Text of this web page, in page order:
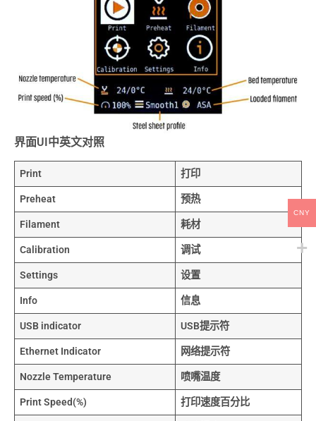
界面UI中英文对照
Print 打印
Preheat 预热
Filament 耗材
Calibration 调试
Settings 设置
Info 信息
USB indicator USB提示符
Ethernet Indicator 网络提示符
Nozzle Temperature 喷嘴温度
Print Speed(%) 打印速度百分比
CNY